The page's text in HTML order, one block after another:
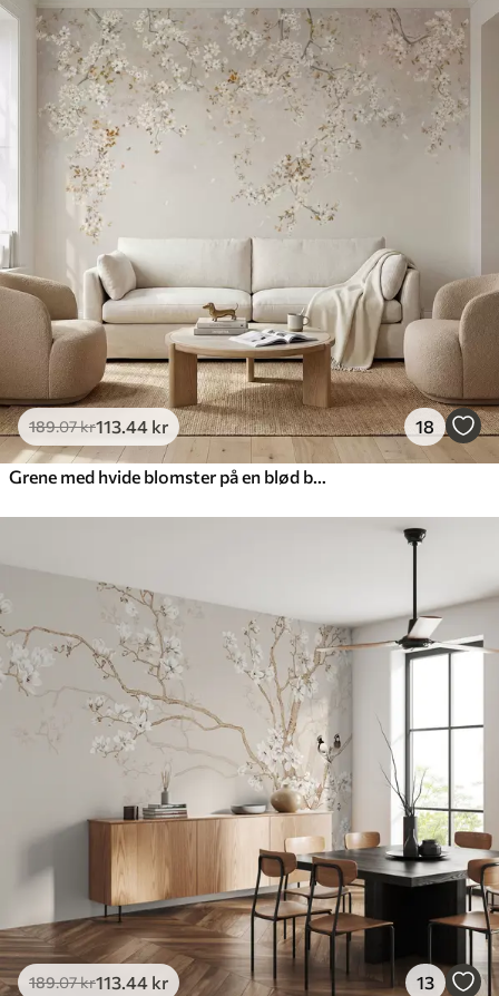
189.07kr113 .44 kr 18
189.07kr113 .44 kr 13